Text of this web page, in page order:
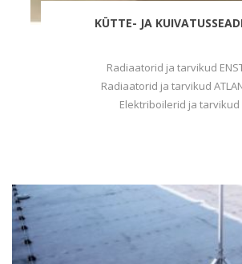
KÜTTE- JA
Radiaatorid ja tarvikud
Radiaatorid ja tarvikud
Elektriboilerid ja tarvikud